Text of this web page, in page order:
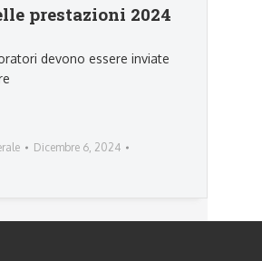
prestazioni 2024
devono essere inviate
Dicembre 6, 2024